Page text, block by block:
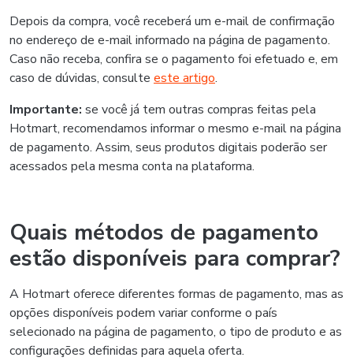
Depois da compra, você receberá um e-mail de confirmação
no endereço de e-mail informado na página de pagamento.
Caso não receba, confira se o pagamento foi efetuado e, em
caso de dúvidas, consulte este artigo.
Importante: se você já tem outras compras feitas pela
Hotmart, recomendamos informar o mesmo e-mail na página
de pagamento. Assim, seus produtos digitais poderão ser
acessados pela mesma conta na plataforma.
Quais métodos de pagamento
estão disponíveis para comprar?
A Hotmart oferece diferentes formas de pagamento, mas as
opções disponíveis podem variar conforme o país
selecionado na página de pagamento, o tipo de produto e as
configurações definidas para aquela oferta.